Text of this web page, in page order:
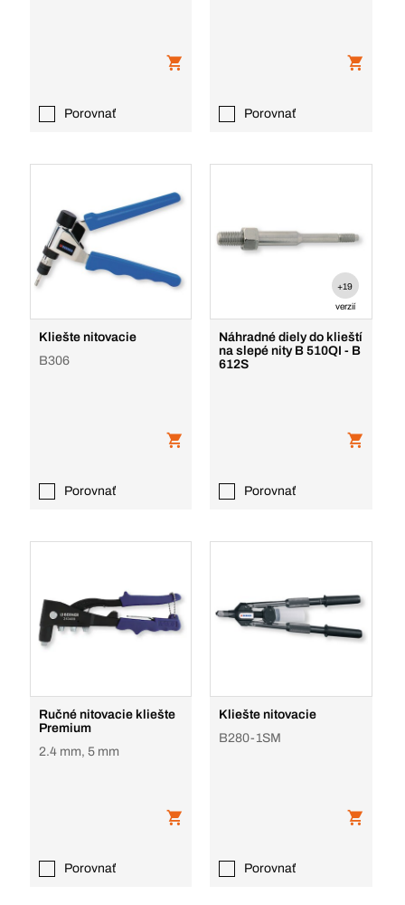
Porovnať Porovnať
Kliešte nitovacie
B306
Porovnať
+19
verzií
Náhradné diely do klieští
na slepé nity B 510QI - B
612S
Porovnať
Ručné nitovacie kliešte
Premium
2.4 mm, 5 mm
Porovnať
Kliešte nitovacie
B280-1SM
Porovnať